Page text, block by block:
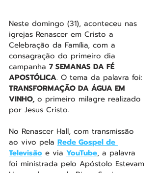
Neste domingo (31), aconteceu nas
igrejas Renascer em Cristo a
Celebração da Família, com a
consagração do primeiro dia
campanha 7 SEMANAS DA FÉ
APOSTÓLICA. O tema da palavra foi:
TRANSFORMAÇÃO DA ÁGUA EM
VINHO, o primeiro milagre realizado
por Jesus Cristo.
No Renascer Hall, com transmissão
ao vivo pela Rede Gospel de
Televisão e via YouTube, a palavra
foi ministrada pelo Apóstolo Estevam